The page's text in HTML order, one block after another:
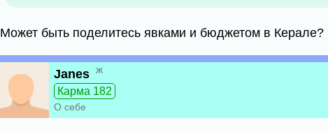
Может быть поделитесь явками и бюджетом в Керале?
Janes ж
Карма 182
О себе